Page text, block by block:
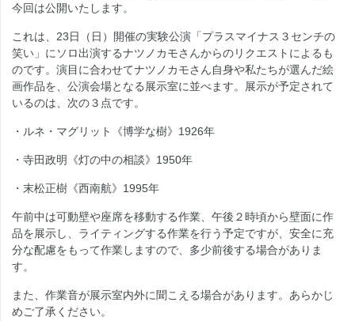
今回は公開いたします。
これは、23日（日）開催の実験公演「プラスマイナス３センチの
笑い」にソロ出演するナツノカモさんからのリクエストによるも
のです。演目に合わせてナツノカモさん自身や私たちが選んだ絵
画作品を、公演会場となる展示室に並べます。展示が予定されて
いるのは、次の３点です。
・ルネ・ マグリット 《博学な樹》1926年
・寺田政明《灯の中の相談》1950年
・末松正樹《西南航》1995年
午前中は可動壁や座席を移動する作業、午後２時頃から壁面に作
品を展示し、ライティングする作業を行う予定ですが、安全に充
分な配慮をもって作業しますので、多少前後する場合がありま
す。
また、作業音が展示室内外に聞こえる場合があります。あらかじ
めご了承ください。